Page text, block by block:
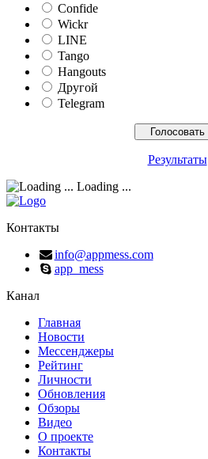
Confide
Wickr
LINE
Tango
Hangouts
Другой
Telegram
Результаты
Loading ...
Контакты
info@appmess.com
app_mess
Канал
Главная
Новости
Мессенджеры
Рейтинг
Личности
Обновления
Обзоры
Видео
О проекте
Контакты